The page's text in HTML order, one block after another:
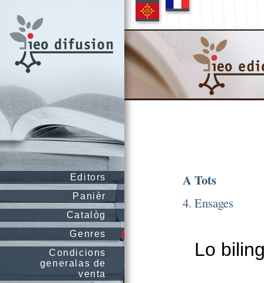
Editors
Panièr
Catalòg
Genres
Condicions
generalas de
venta
A Tots
4. Ensages
Lo